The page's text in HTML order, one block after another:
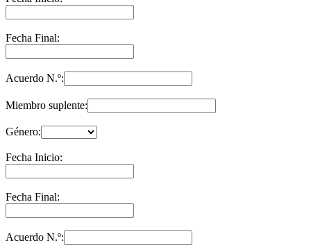
Fecha Final:
Acuerdo N.º:
Miembro suplente:
Género:
Fecha Inicio:
Fecha Final:
Acuerdo N.º: